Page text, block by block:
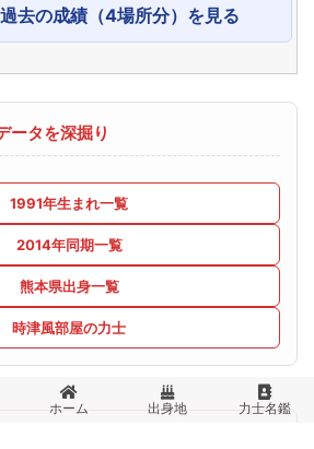
去の成績（4場所分）を見る
ータを深掘り
1991年生まれ一覧
2014年同期一覧
熊本県出身一覧
時津風部屋の力士

ホーム

出身地

力士名鑑